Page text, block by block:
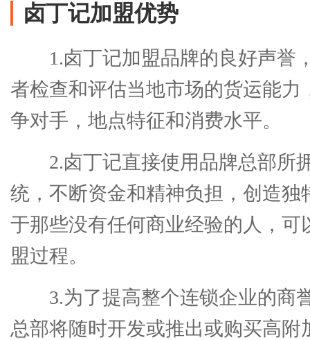
卤丁记加盟优势
1.卤丁记加盟品牌的良好声誉
者检查和评估当地市场的货运能力
争对手，地点特征和消费水平。
2.卤丁记直接使用品牌总部所
统，不断资金和精神负担，创造独
于那些没有任何商业经验的人，可
盟过程。
3.为了提高整个连锁企业的商
总部将随时开发或推出或购买高附